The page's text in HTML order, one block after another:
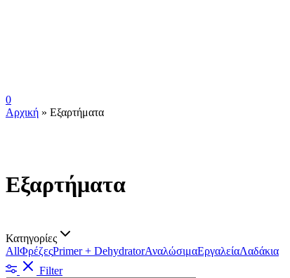
0
Αρχική » Εξαρτήματα
Εξαρτήματα
Κατηγορίες
AllΦρέζεςPrimer + DehydratorΑναλώσιμαΕργαλείαΛαδάκια
Filter